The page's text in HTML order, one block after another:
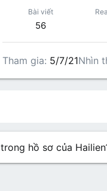
Bài viết
56
Tham gia 5/7/21Nhìn
hồ sơ của